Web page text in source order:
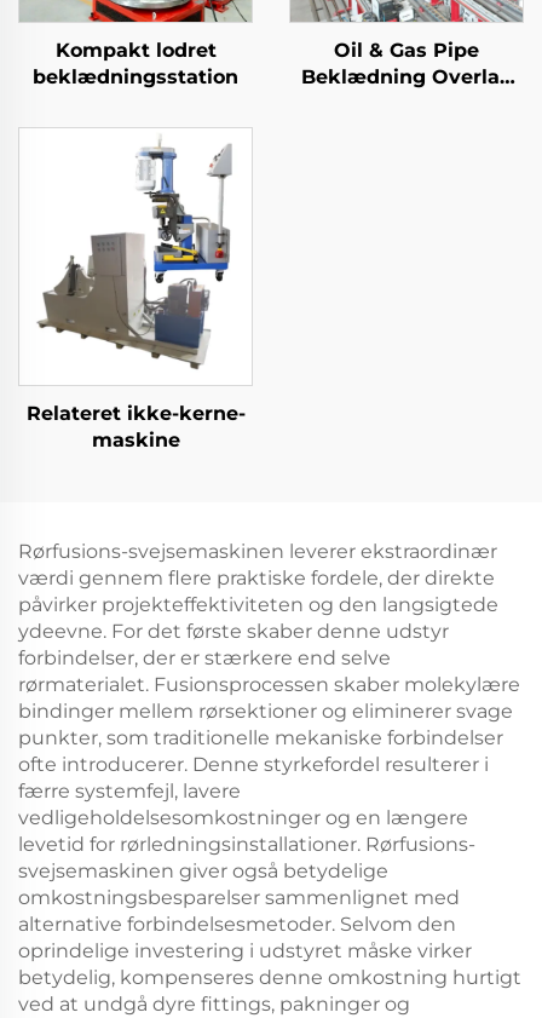
Kompakt lodret
beklædningsstation
Oil & Gas Pipe
Beklædning Overlay
Relateret ikke-kerne-
maskine
Rørfusions-svejsemaskinen leverer ekstraordinær
værdi gennem flere praktiske fordele, der direkte
påvirker projekteffektiviteten og den langsigtede
ydeevne. For det første skaber denne udstyr
forbindelser, der er stærkere end selve
rørmaterialet. Fusionsprocessen skaber molekylære
bindinger mellem rørsektioner og eliminerer svage
punkter, som traditionelle mekaniske forbindelser
ofte introducerer. Denne styrkefordel resulterer i
færre systemfejl, lavere
vedligeholdelsesomkostninger og en længere
levetid for rørledningsinstallationer. Rørfusions-
svejsemaskinen giver også betydelige
omkostningsbesparelser sammenlignet med
alternative forbindelsesmetoder. Selvom den
oprindelige investering i udstyret måske virker
betydelig, kompenseres denne omkostning hurtigt
ved at undgå dyre fittings, pakninger og